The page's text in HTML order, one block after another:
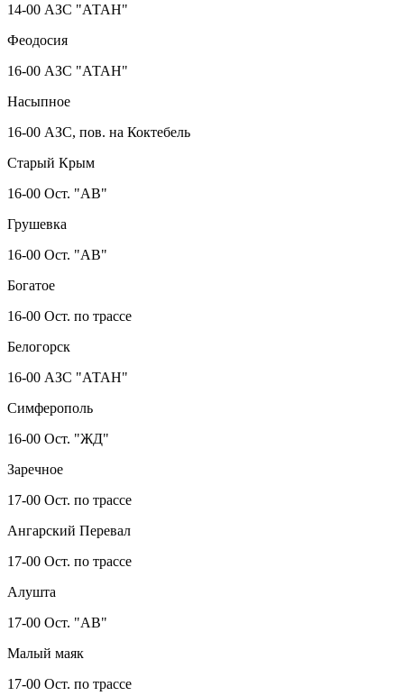
14-00 АЗС "АТАН"
Феодосия
16-00 АЗС "АТАН"
Насыпное
16-00 АЗС, пов. на Коктебель
Старый Крым
16-00 Ост. "АВ"
Грушевка
16-00 Ост. "АВ"
Богатое
16-00 Ост. по трассе
Белогорск
16-00 АЗС "АТАН"
Симферополь
16-00 Ост. "ЖД"
Заречное
17-00 Ост. по трассе
Ангарский Перевал
17-00 Ост. по трассе
Алушта
17-00 Ост. "АВ"
Малый маяк
17-00 Ост. по трассе